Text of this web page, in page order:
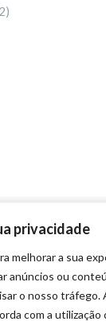
privacidade
melhorar a sua
anúncios ou
o nosso tráfego.
com a utilização